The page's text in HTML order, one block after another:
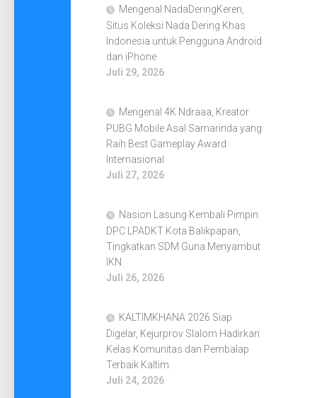
Mengenal NadaDeringKeren,
Situs Koleksi Nada Dering Khas
Indonesia untuk Pengguna Android
dan iPhone
Juli 29, 2026
Mengenal 4K Ndraaa, Kreator
PUBG Mobile Asal Samarinda yang
Raih Best Gameplay Award
Internasional
Juli 27, 2026
Nasion Lasung Kembali Pimpin
DPC LPADKT Kota Balikpapan,
Tingkatkan SDM Guna Menyambut
IKN
Juli 26, 2026
KALTIMKHANA 2026 Siap
Digelar, Kejurprov Slalom Hadirkan
Kelas Komunitas dan Pembalap
Terbaik Kaltim
Juli 24, 2026